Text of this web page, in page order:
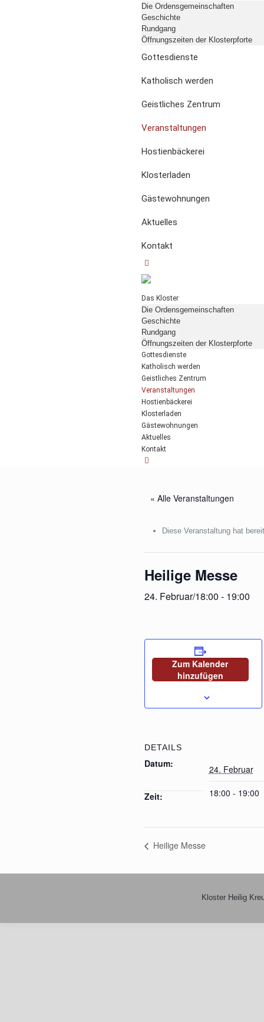
Die Ordensgemeinschaften
Geschichte
Rundgang
Öffnungszeiten der Klosterpforte
Gottesdienste
Katholisch werden
Geistliches Zentrum
Veranstaltungen
Hostienbäckerei
Klosterladen
Gästewohnungen
Aktuelles
Kontakt
Das Kloster
Die Ordensgemeinschaften
Geschichte
Rundgang
Öffnungszeiten der Klosterpforte
Gottesdienste
Katholisch werden
Geistliches Zentrum
Veranstaltungen
Hostienbäckerei
Klosterladen
Gästewohnungen
Aktuelles
Kontakt
« Alle Veranstaltungen
Diese Veranstaltung hat
Heilige Messe
24. Februar/18:00 - 19:00
Zum Kalender
hinzufügen
DETAILS
Datum: 24. Februar
Zeit: 18:00 - 19:00
Heilige Messe
Kloster Heilig